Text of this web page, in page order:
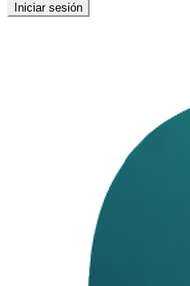
Iniciar sesión